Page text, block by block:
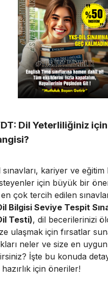
Dil Yeterliliğiniz
sınavları, kariyer ve
için büyük bir
en çok tercih edilen
Bilgisi Seviye Tespit
Testi), dil becerilerinizi
ulaşmak için fırsatlar
neler ve size en uygun
İşte bu konuda
hazırlık için öneriler!